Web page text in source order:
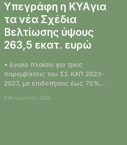
Υπεγράφη η KYAγια
τα νέα Σχέδια
Βελτίωσης ύψους
263,5 εκατ. ευρώ
• Ενιαίο πλαίσιο για τρεις
παρεμβάσεις του ΣΣ ΚΑΠ 2023-
2027, με επιδοτήσεις έως 70%,...
8 Αυγούστου 2026